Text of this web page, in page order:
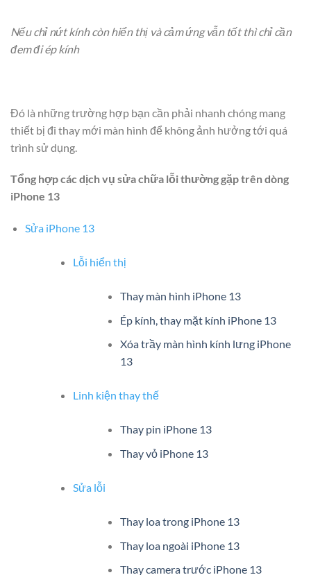
Nếu chỉ nứt kính còn hiển thị và cảm ứng vẫn tốt thì chỉ cần
đem đi ép kính
Đó là những trường hợp bạn cần phải nhanh chóng mang
thiết bị đi thay mới màn hình để không ảnh hưởng tới quá
trình sử dụng.
Tổng hợp các dịch vụ sửa chữa lỗi thường gặp trên dòng
iPhone 13
Sửa iPhone 13
Lỗi hiển thị
Thay màn hình iPhone 13
Ép kính, thay mặt kính iPhone 13
Xóa trầy màn hình kính lưng iPhone
13
Linh kiện thay thế
Thay pin iPhone 13
Thay vỏ iPhone 13
Sửa lỗi
Thay loa trong iPhone 13
Thay loa ngoài iPhone 13
Thay camera trước iPhone 13